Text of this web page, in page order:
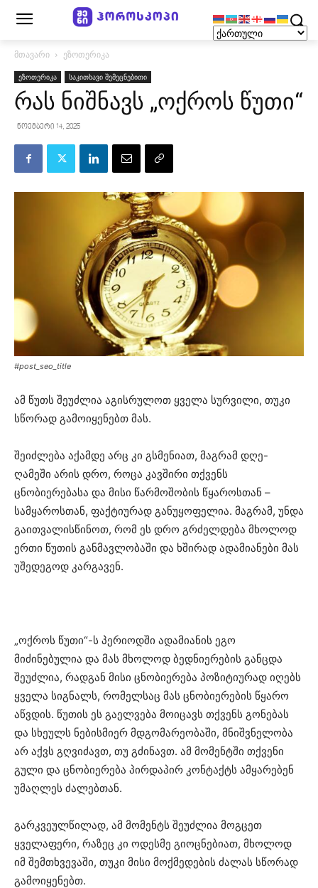
მთავარი ეზოთერიკა
ეზოთერიკა საკითხავი შემეცნებითი
რას ნიშნავს „ოქროს წუთი“
ნოემბერი 14, 2025
#post_seo_title
ამ წუთს შეუძლია აგისრულოთ ყველა სურვილი, თუკი
სწორად გამოიყენებთ მას.
შეიძლება აქამდე არც კი გსმენიათ, მაგრამ დღე-
ღამეში არის დრო, როცა კავშირი თქვენს
ცნობიერებასა და მისი წარმოშობის წყაროსთან –
სამყაროსთან, ფაქტიურად განუყოფელია. მაგრამ, უნდა
გაითვალისწინოთ, რომ ეს დრო გრძელდება მხოლოდ
ერთი წუთის განმავლობაში და ხშირად ადამიანები მას
უშედეგოდ კარგავენ.
„ოქროს წუთი“-ს პერიოდში ადამიანის ეგო
მიძინებულია და მას მხოლოდ ბედნიერების განცდა
შეუძლია, რადგან მისი ცნობიერება პოზიტიურად იღებს
ყველა სიგნალს, რომელსაც მას ცნობიერების წყარო
აწვდის. წუთის ეს გაელვება მოიცავს თქვენს გონებას
და სხეულს ნებისმიერ მდგომარეობაში, მნიშვნელობა
არ აქვს გღვიძავთ, თუ გძინავთ. ამ მომენტში თქვენი
გული და ცნობიერება პირდაპირ კონტაქტს ამყარებენ
უმაღლეს ძალებთან.
გარკვეულწილად, ამ მომენტს შეუძლია მოგცეთ
ყველაფერი, რაზეც კი ოდესმე გიოცნებიათ, მხოლოდ
იმ შემთხვევაში, თუკი მისი მოქმედების ძალას სწორად
გამოიყენებთ.